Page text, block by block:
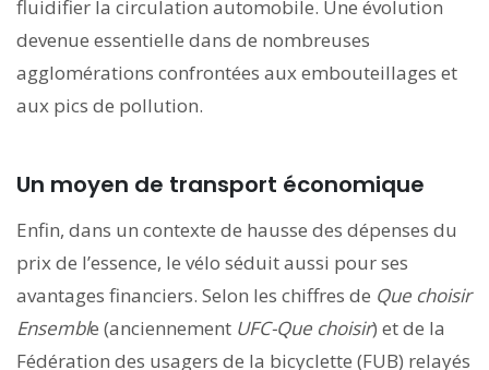
fluidifier la circulation automobile. Une évolution
devenue essentielle dans de nombreuses
agglomérations confrontées aux embouteillages et
aux pics de pollution.
Un moyen de transport économique
Enfin, dans un contexte de hausse des dépenses du
prix de l’essence, le vélo séduit aussi pour ses
avantages financiers. Selon les chiffres de Que choisir
Ensemble (anciennement UFC-Que choisir) et de la
Fédération des usagers de la bicyclette (FUB) relayés